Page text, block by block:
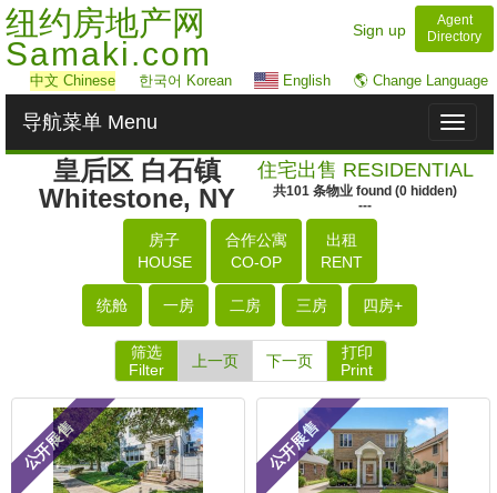
纽约房地产网
Samaki.com
Sign up
Agent
Directory
中文 Chinese 한국어 Korean English 🌎 Change Language
Toggle
导航菜单 Menu
皇后区 白石镇
Whitestone, NY
住宅出售 RESIDENTIAL
共101 条物业 found (0 hidden)
---
房子
HOUSE
合作公寓
CO-OP
出租
RENT
统舱 一房 二房 三房 四房+
筛选
Filter
上一页 下一页
打印
Print
公开展售 公开展售